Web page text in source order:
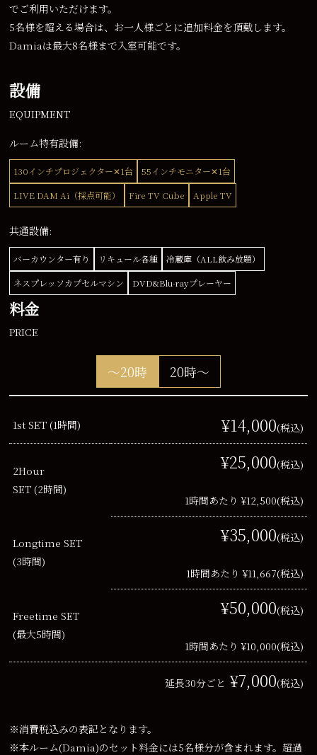
でご利用いただけます。
5名様を超える場合は、お一人様ごとに追加料金を頂戴します。
Damiaは最大8名様まで入室可能です。
設備
EQUIPMENT
ルーム特有設備:
130インチプロジェクター✕1台
55インチモニター✕1台
LIVE DAM Ai（採点可能）
Fire TV Cube Apple TV
共通設備:
バーカウンター有り リキュール各種
冷蔵庫（ALL飲み放題）
ネスプレッソカプセルマシン
DVD&Blu-rayプレーヤー
料金
PRICE
～20時 20時～
1st SET (1時間) ¥14,000(税込)
2Hour
SET (2時間)
¥25,000(税込)
1時間あたり ¥12,500(税込)
Longtime SET
(3時間)
¥35,000(税込)
1時間あたり ¥11,667(税込)
Freetime SET
(最大5時間)
¥50,000(税込)
1時間あたり ¥10,000(税込)
延長30分ごと ¥7,000(税込)
※消費税込みの表記となります。
※本ルーム(Damia)のセット料金には5名様分が含まれます。超過